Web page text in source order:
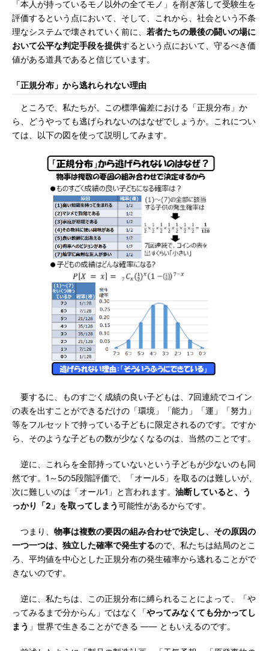
「本人が持っているモノ以外の全てモノ」を削ぎ落して受験生を
評価するという点において、そして、これから、社会という不条
理なシステムで壊されていく前に、 若者たちの最後の闘いの場に
おいて公平な判定手段を提供するという点において、守るべき価
値がある道具であると信じています。
「正規分布」から逃れられない理由
ところで、私たちが、この標準偏差における「正規分布」か
ら、どうやっても逃げられないのはなぜでしょうか。これについ
ては、以下の図を使って説明してみます。
要するに、ものすごく成績の良い子どもは、7回連続でコイン
の表を出すことができるだけの「環境」「能力」「運」「努力」
等をフルセットで持っている子どもに限定されるのです。ですか
ら、そのような子どもの数が少なくなるのは、当然のことです。
逆に、これらを全部持っていないという子どもが少ないのも同
然です。1～5の5段階評価で、「オール5」を取るのは難しいが、
次に難しいのは「オール1」と言われます。 油断していると、う
っかり「2」を取ってしまう可能性があるからです。
つまり、 物事は複数の要因の組み合わせで決定し、その原因の
一つ一つは、独立した確率で発生するので、私たちは結局のとこ
ろ、平均値を中心とした正規分布の発生確率から逃れることがで
きないのです。
逆に、私たちは、この正規分布に縛られることによって、「や
ってみるまで分からん」ではなく「やってみなくても分かってし
まう 」世界で生きることができる ―― ともいえるのです。